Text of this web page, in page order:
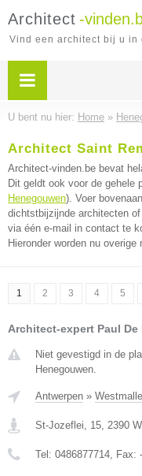
Architect -
Vind een architect bij u in
U bent nu hier: Home »
Architect Saint
Architect-vinden.be bevat
Dit geldt ook voor de gehele
Henegouwen). Voer
dichtstbijzijnde architecten
via één e-mail in contact te
Hieronder worden nu overige
1 2 3 4 5
Architect-expert Paul
Niet gevestigd in de
Henegouwen.
Antwerpen » Westmalle
St-Jozeflei, 15, 2390
Tel: 0486877714, Fax: -